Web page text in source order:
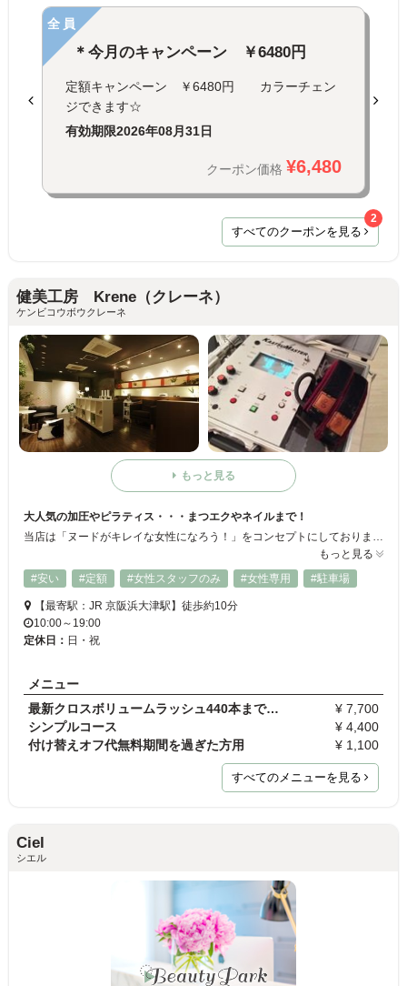
全員
＊今月のキャンペーン ￥6480円
定額キャンペーン ￥6480円 カラーチェン
ジできます☆
有効期限2026年08月31日
クーポン価格 ¥6,480
すべてのクーポンを見る
2
健美工房 Krene（クレーネ）
ケンビコウボウクレーネ
もっと見る
大人気の加圧やピラティス・・・まつエクやネイルまで！
当店は「ヌードがキレイな女性になろう！」をコンセプトにしております。このコンセプトを基にしっかりとしたボディ造りをするための加圧トレーニングやピラティスを推奨し、ネイルやまつ毛エクステはヌードを着飾るものと考えております。女性としての本当の美しさは『健康美』。当店は心も身体も健やかな美しさを追求しています。
もっと見る
#安い
#定額 #女性スタッフのみ #女性専用 #駐車場
【最寄駅：JR 京阪浜大津駅】徒歩約10分
10:00～19:00
定休日： 日・祝
メニュー
最新クロスボリュームラッシュ440本まで ￥8000→￥7…
¥ 7,700
シンプルコース
¥ 4,400
付け替えオフ代無料期間を過ぎた方用
¥ 1,100
すべてのメニューを見る
Ciel
シエル